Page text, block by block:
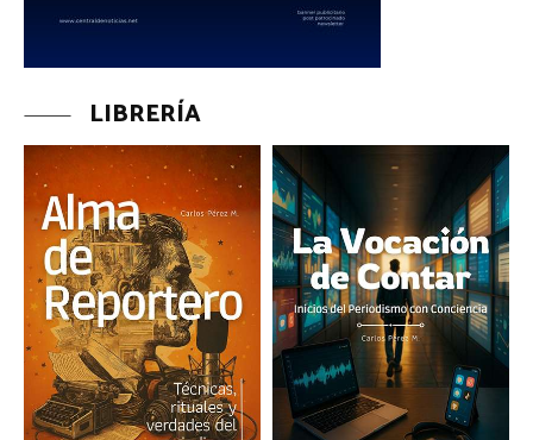
LIBRERÍA